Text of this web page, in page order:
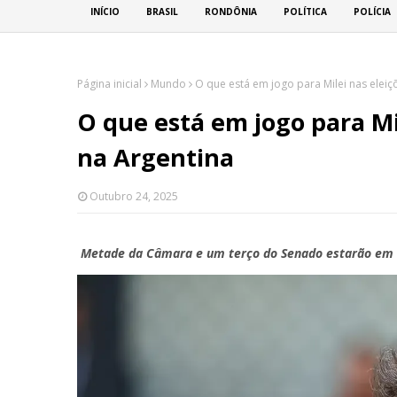
INÍCIO BRASIL RONDÔNIA POLÍTICA POLÍCIA
Página inicial Mundo O que está em jogo para Milei nas
O que está em jogo para
na Argentina
Outubro 24, 2025
Metade da Câmara e um terço do Senado estarão